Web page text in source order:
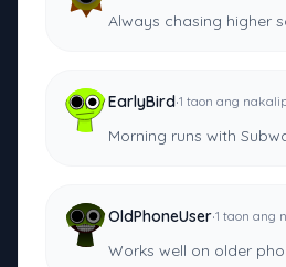
Always chasing higher
EarlyBird·1 taon ang
Morning runs with
OldPhoneUser·1 taon ang
Works well on older